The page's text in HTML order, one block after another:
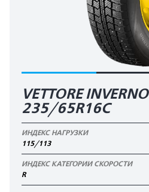
VETTORE INVERNO
235/65R16C
ИНДЕКС НАГРУЗКИ
115/113
ИНДЕКС КАТЕГОРИИ СКОРОСТИ
R